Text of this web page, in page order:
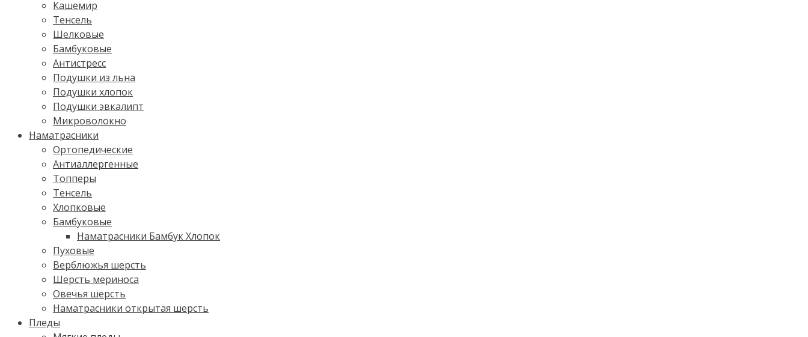
Кашемир
Тенсель
Шелковые
Бамбуковые
Антистресс
Подушки из льна
Подушки хлопок
Подушки эвкалипт
Микроволокно
Наматрасники
Ортопедические
Антиаллергенные
Топперы
Тенсель
Хлопковые
Бамбуковые
Наматрасники Бамбук Хлопок
Пуховые
Верблюжья шерсть
Шерсть мериноса
Овечья шерсть
Наматрасники открытая шерсть
Пледы